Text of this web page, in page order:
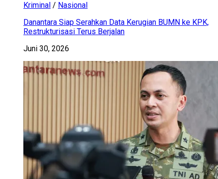
Kriminal / Nasional
Danantara Siap Serahkan Data Kerugian BUMN ke KPK,
Restrukturisasi Terus Berjalan
Juni 30, 2026